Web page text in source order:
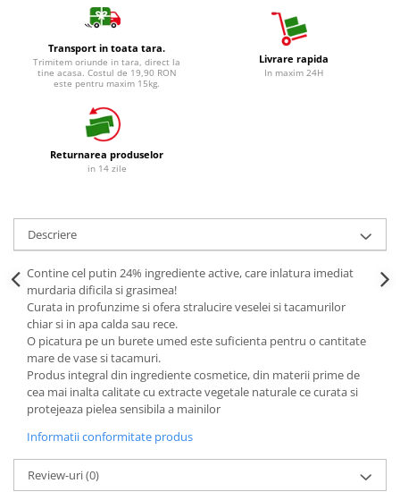
Detergent Vase Manual
Sare Masina De Spalat
Folie Si Pungi Alimentare
Lavete Si Bureti
Curatenie Bucatarie
Pungi Ambalare / Saci Menajeri
Vase Si Accesorii
Igiena si Dezinfectie
Cif Spray Baie
Detartrant WC
Dezinfectant Baie
Dezinfectant Bucatarie
Dezinfectant Sano
Domestos Verde
Domestos WC
Gel Antibacterian
Igienol Dezinfectant
Produse Curatenie Baie
Produse Sano Baie
Transport in toata tara.
Trimitem oriunde in tara, direct la
tine acasa. Costul de 19,90 RON
este pentru maxim 15kg.
Livrare rapida
In maxim 24H
Returnarea produselor
in 14 zile
Descriere
Contine cel putin 24% ingrediente active, care inlatura imediat
murdaria dificila si grasimea!
Curata in profunzime si ofera stralucire veselei si tacamurilor
chiar si in apa calda sau rece.
O picatura pe un burete umed este suficienta pentru o cantitate
mare de vase si tacamuri.
Produs integral din ingrediente cosmetice, din materii prime de
cea mai inalta calitate cu extracte vegetale naturale ce curata si
protejeaza pielea sensibila a mainilor
Informatii conformitate produs
Review-uri(0)